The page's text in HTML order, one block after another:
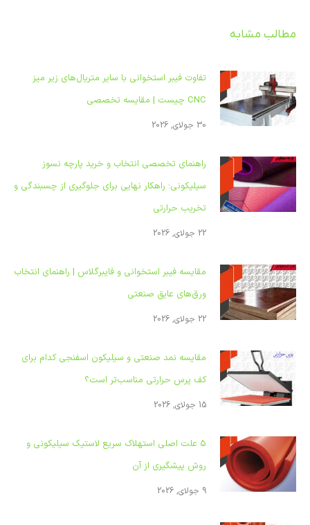
مطالب مشابه
تفاوت فیبر استخوانی با سایر متریال‌های زیر میز
CNC چیست | مقایسه تخصصی
30 جولای, 2026
راهنمای تخصصی انتخاب و خرید پارچه نسوز
سیلیکونی؛ راهکار نهایی برای جلوگیری از چسبندگی و
تخریب حرارتی
22 جولای, 2026
مقایسه فیبر استخوانی و فایبرگلاس | راهنمای انتخاب
ورق‌های عایق صنعتی
22 جولای, 2026
مقایسه نمد صنعتی و سیلیکون اسفنجی کدام برای
کف پرس حرارتی مناسب‌تر است؟
15 جولای, 2026
۵ علت اصلی استهلاک سریع لاستیک سیلیکونی و
روش پیشگیری از آن
9 جولای, 2026